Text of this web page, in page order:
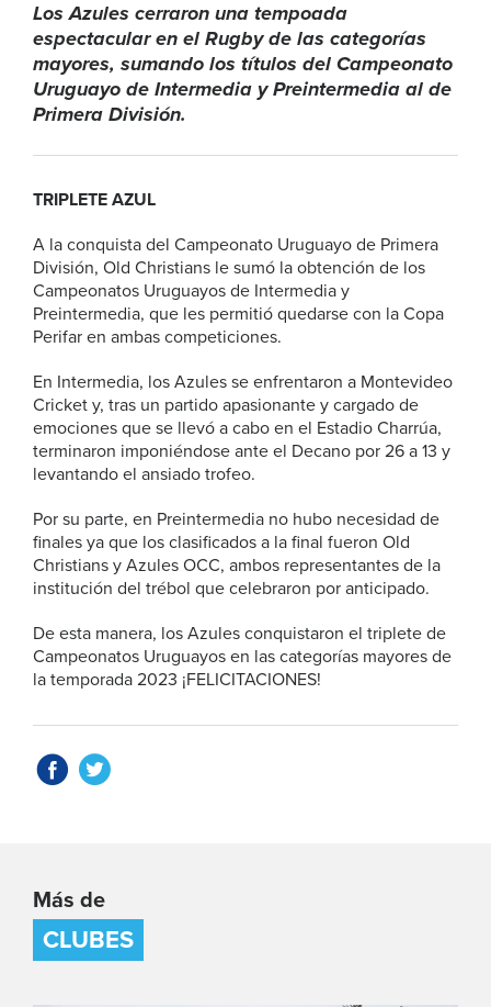
Los Azules cerraron una tempoada
espectacular en el Rugby de las categorías
mayores, sumando los títulos del Campeonato
Uruguayo de Intermedia y Preintermedia al de
Primera División.
TRIPLETE AZUL
A la conquista del Campeonato Uruguayo de Primera
División, Old Christians le sumó la obtención de los
Campeonatos Uruguayos de Intermedia y
Preintermedia, que les permitió quedarse con la Copa
Perifar en ambas competiciones.
En Intermedia, los Azules se enfrentaron a Montevideo
Cricket y, tras un partido apasionante y cargado de
emociones que se llevó a cabo en el Estadio Charrúa,
terminaron imponiéndose ante el Decano por 26 a 13 y
levantando el ansiado trofeo.
Por su parte, en Preintermedia no hubo necesidad de
finales ya que los clasificados a la final fueron Old
Christians y Azules OCC, ambos representantes de la
institución del trébol que celebraron por anticipado.
De esta manera, los Azules conquistaron el triplete de
Campeonatos Uruguayos en las categorías mayores de
la temporada 2023 ¡FELICITACIONES!
Más de
CLUBES